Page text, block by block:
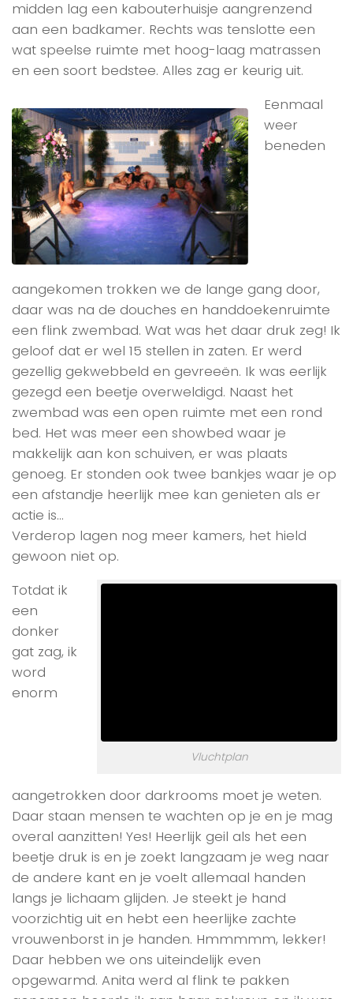
midden lag een kabouterhuisje aangrenzend
aan een badkamer. Rechts was tenslotte een
wat speelse ruimte met hoog-laag matrassen
en een soort bedstee. Alles zag er keurig uit.
Eenmaal
weer
beneden
aangekomen trokken we de lange gang door,
daar was na de douches en handdoekenruimte
een flink zwembad. Wat was het daar druk zeg! Ik
geloof dat er wel 15 stellen in zaten. Er werd
gezellig gekwebbeld en gevreeën. Ik was eerlijk
gezegd een beetje overweldigd. Naast het
zwembad was een open ruimte met een rond
bed. Het was meer een showbed waar je
makkelijk aan kon schuiven, er was plaats
genoeg. Er stonden ook twee bankjes waar je op
een afstandje heerlijk mee kan genieten als er
actie is…
Verderop lagen nog meer kamers, het hield
gewoon niet op.
Vluchtplan
Totdat ik
een
donker
gat zag, ik
word
enorm
aangetrokken door darkrooms moet je weten.
Daar staan mensen te wachten op je en je mag
overal aanzitten! Yes! Heerlijk geil als het een
beetje druk is en je zoekt langzaam je weg naar
de andere kant en je voelt allemaal handen
langs je lichaam glijden. Je steekt je hand
voorzichtig uit en hebt een heerlijke zachte
vrouwenborst in je handen. Hmmmmm, lekker!
Daar hebben we ons uiteindelijk even
opgewarmd. Anita werd al flink te pakken